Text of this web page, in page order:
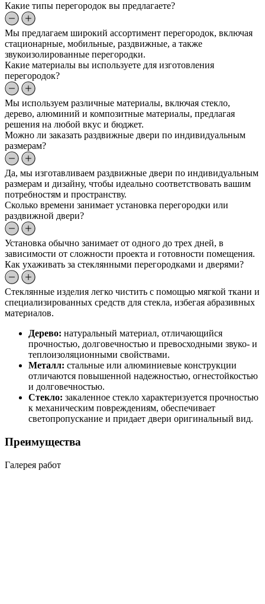
Какие типы перегородок вы предлагаете?
Мы предлагаем широкий ассортимент перегородок, включая
стационарные, мобильные, раздвижные, а также
звукоизолированные перегородки.
Какие материалы вы используете для изготовления
перегородок?
Мы используем различные материалы, включая стекло,
дерево, алюминий и композитные материалы, предлагая
решения на любой вкус и бюджет.
Можно ли заказать раздвижные двери по индивидуальным
размерам?
Да, мы изготавливаем раздвижные двери по индивидуальным
размерам и дизайну, чтобы идеально соответствовать вашим
потребностям и пространству.
Сколько времени занимает установка перегородки или
раздвижной двери?
Установка обычно занимает от одного до трех дней, в
зависимости от сложности проекта и готовности помещения.
Как ухаживать за стеклянными перегородками и дверями?
Стеклянные изделия легко чистить с помощью мягкой ткани и
специализированных средств для стекла, избегая абразивных
материалов.
Дерево: натуральный материал, отличающийся
прочностью, долговечностью и превосходными звуко- и
теплоизоляционными свойствами.
Металл: стальные или алюминиевые конструкции
отличаются повышенной надежностью, огнестойкостью
и долговечностью.
Стекло: закаленное стекло характеризуется прочностью
к механическим повреждениям, обеспечивает
светопропускание и придает двери оригинальный вид.
Преимущества
Галерея работ